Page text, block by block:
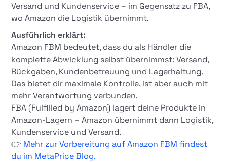
Versand und Kundenservice – im Gegensatz zu FBA,
wo Amazon die Logistik übernimmt.
Ausführlich erklärt:
Amazon FBM bedeutet, dass du als Händler die
komplette Abwicklung selbst übernimmst: Versand,
Rückgaben, Kundenbetreuung und Lagerhaltung.
Das bietet dir maximale Kontrolle, ist aber auch mit
mehr Verantwortung verbunden.
FBA (Fulfilled by Amazon) lagert deine Produkte in
Amazon-Lagern – Amazon übernimmt dann Logistik,
Kundenservice und Versand.
👉 Mehr zur Vorbereitung auf Amazon FBM findest
du im MetaPrice Blog.